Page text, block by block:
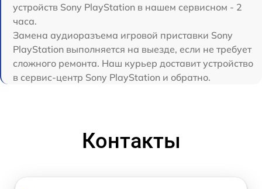
устройств Sony PlayStation в нашем сервисном - 2
часа.
Замена аудиоразъема игровой приставки Sony
PlayStation выполняется на выезде, если не требует
сложного ремонта. Наш курьер доставит устройство
в сервис-центр Sony PlayStation и обратно.
Контакты